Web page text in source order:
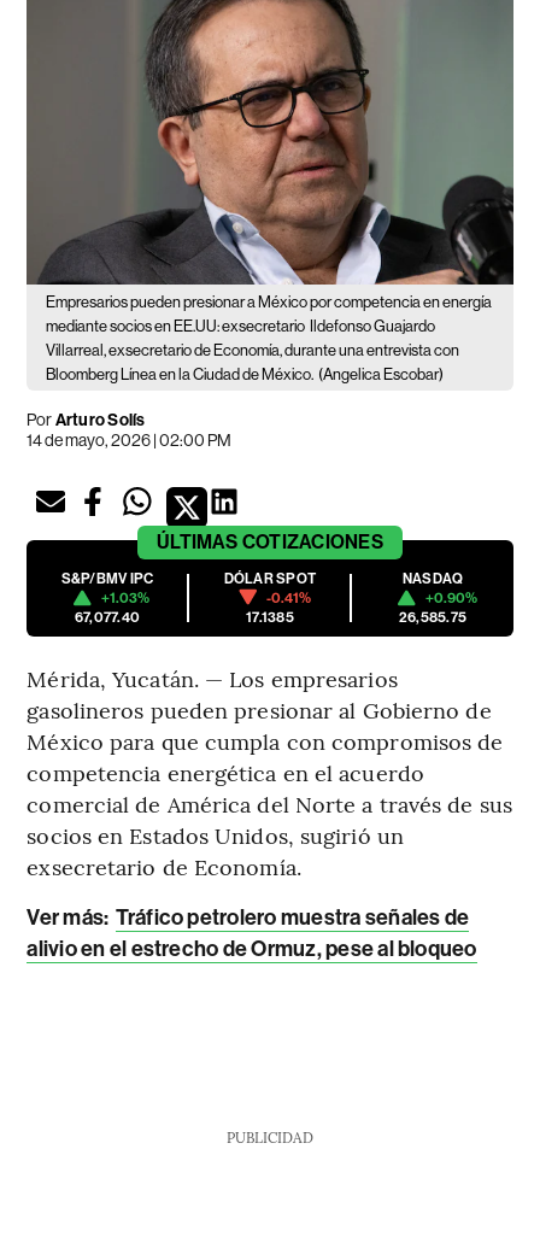
Empresarios pueden presionar a México por competencia en energía
mediante socios en EE.UU: exsecretario
Ildefonso Guajardo
Villarreal, exsecretario de Economía, durante una entrevista con
Bloomberg Línea en la Ciudad de México. (Angelica Escobar)
PorArturo Solís
14 de mayo, 2026 | 02:00 PM
ÚLTIMAS COTIZACIONES
S&P/BMV IPC
+1.03%
67,077.40
DÓLAR SPOT
-0.41%
17.1385
NASDAQ
+0.90%
26,585.75
Mérida, Yucatán. — Los empresarios
gasolineros pueden presionar al Gobierno de
México para que cumpla con compromisos de
competencia energética en el acuerdo
comercial de América del Norte a través de sus
socios en Estados Unidos, sugirió un
exsecretario de Economía.
Ver más: Tráfico petrolero muestra señales de
alivio en el estrecho de Ormuz, pese al bloqueo
PUBLICIDAD